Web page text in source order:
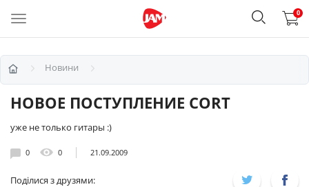
0
Новини
НОВОЕ ПОСТУПЛЕНИЕ CORT
уже не только гитары :)
0 0 21.09.2009
Поділися з друзями: